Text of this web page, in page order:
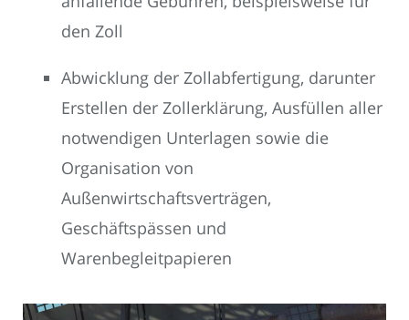
den Zoll
Abwicklung der Zollabfertigung, darunter
Erstellen der Zollerklärung, Ausfüllen aller
notwendigen Unterlagen sowie die
Organisation von
Außenwirtschaftsverträgen,
Geschäftspässen und
Warenbegleitpapieren